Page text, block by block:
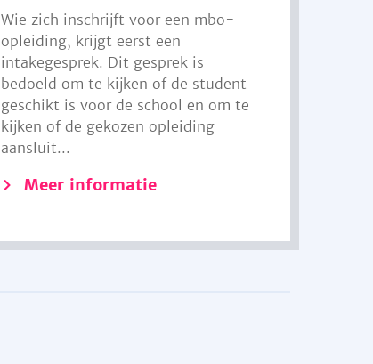
Wie zich inschrijft voor een mbo-
opleiding, krijgt eerst een
intakegesprek. Dit gesprek is
bedoeld om te kijken of de student
geschikt is voor de school en om te
kijken of de gekozen opleiding
aansluit...
Meer informatie